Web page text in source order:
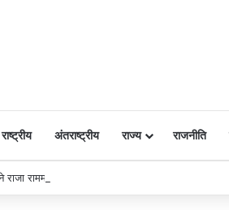
राष्ट्रीय अंतराष्ट्रीय राज्य राजनीति
राममोहन राय की जयंती पर किया नमन